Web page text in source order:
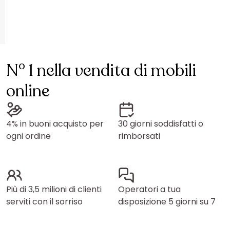
N° 1 nella vendita di mobili
online
4% in buoni acquisto per
ogni ordine
30 giorni soddisfatti o
rimborsati
Più di 3,5 milioni di clienti
serviti con il sorriso
Operatori a tua
disposizione 5 giorni su 7